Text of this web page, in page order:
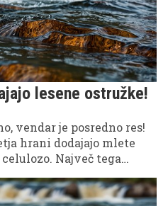
lesene ostružke!
vendar je posredno res!
hrani dodajajo mlete
Največ tega